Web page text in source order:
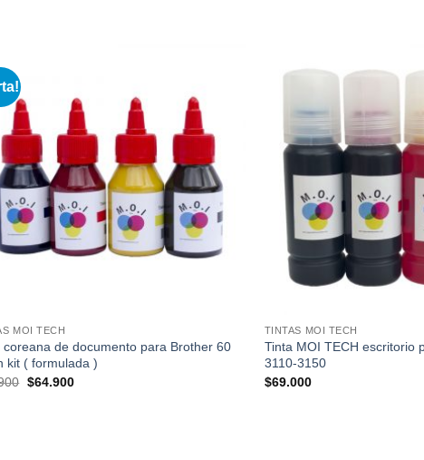
lista de
deseos
MOI TECH
coreana de documento para Brother 60
kit ( formulada )
El
$64.900El
TINTAS MOI TECH
Tinta MOI TECH escritorio
3110-3150
$69.000